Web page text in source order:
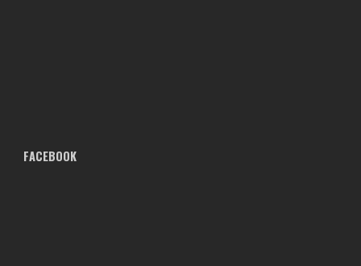
FACEBOOK